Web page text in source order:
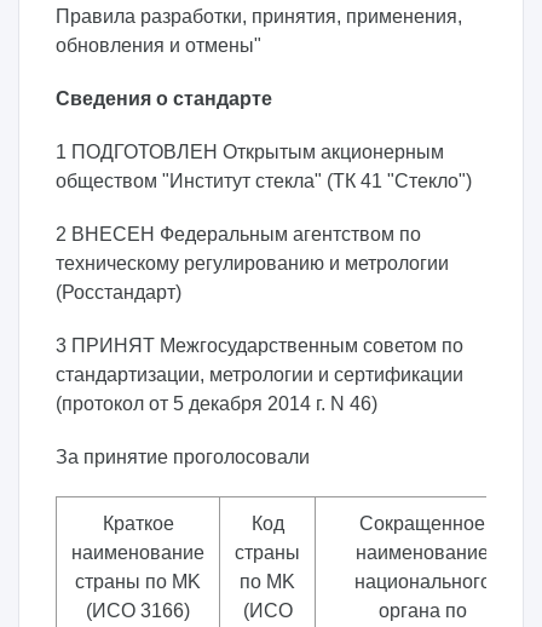
Правила разработки, принятия, применения,
обновления и отмены"
Сведения о стандарте
1 ПОДГОТОВЛЕН Открытым акционерным
обществом "Институт стекла" (ТК 41 "Стекло")
2 ВНЕСЕН Федеральным агентством по
техническому регулированию и метрологии
(Росстандарт)
3 ПРИНЯТ Межгосударственным советом по
стандартизации, метрологии и сертификации
(протокол от 5 декабря 2014 г. N 46)
За принятие проголосовали
Краткое
наименование
страны по MK
(ИСО 3166)
Код
страны
по MK
(ИСО
Сокращенное
наименование
национального
органа по